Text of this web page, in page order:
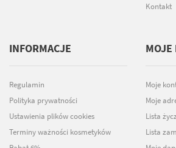
Kontakt
INFORMACJE
Regulamin
Polityka prywatności
Ustawienia plików cookies
Terminy ważności kosmetyków
MOJE
Moje
Moje
Lista
Lista